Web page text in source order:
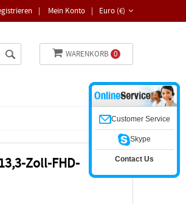
Euro (€)
| Mein Konto |
WARENKORB 0
Zoll-FHD-
Customer Service
Skype
Contact Us